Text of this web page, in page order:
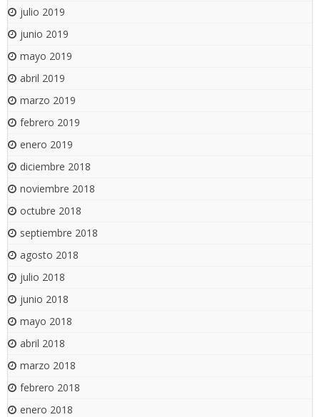
julio 2019
junio 2019
mayo 2019
abril 2019
marzo 2019
febrero 2019
enero 2019
diciembre 2018
noviembre 2018
octubre 2018
septiembre 2018
agosto 2018
julio 2018
junio 2018
mayo 2018
abril 2018
marzo 2018
febrero 2018
enero 2018